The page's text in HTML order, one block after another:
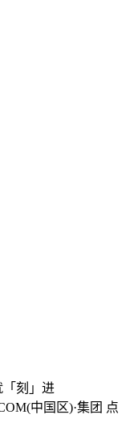
「刻」进
中国区)·集团 点